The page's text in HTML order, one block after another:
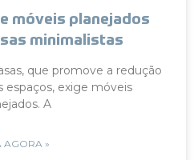
móveis planejados
minimalistas
que promove a redução
espaços, exige móveis
A
AGORA »